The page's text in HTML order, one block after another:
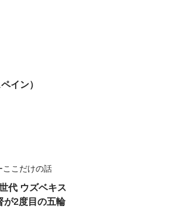
イン）
ここだけの話
代 ウズベキス
が2度目の五輪